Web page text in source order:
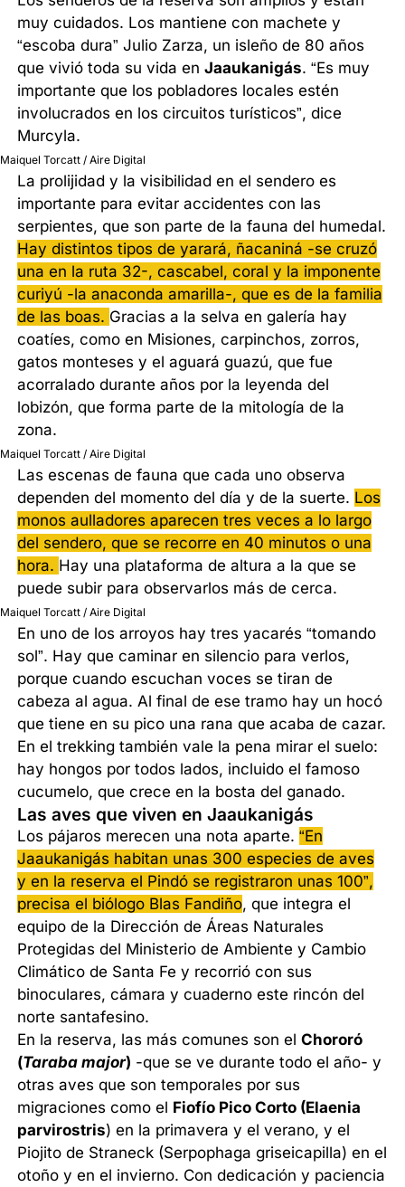
muy cuidados. Los mantiene con machete y
“escoba dura” Julio Zarza, un isleño de 80 años
que vivió toda su vida enJaaukanigás. “Es muy
importante que los pobladores locales estén
involucrados en los circuitos turísticos”, dice
Murcyla.
Maiquel Torcatt / Aire Digital
La prolijidad y la visibilidad en el sendero es
importante para evitar accidentes con las
serpientes, que son parte de la fauna del humedal.
Hay distintos tipos de yarará, ñacaniná -se cruzó
una en la ruta 32-, cascabel, coral y la imponente
curiyú -la anaconda amarilla-, que es de la familia
de las boas. Gracias a la selva en galería hay
coatíes, como en Misiones, carpinchos, zorros,
gatos monteses y el aguará guazú, que fue
acorralado durante años por la leyenda del
lobizón, que forma parte de la mitología de la
zona.
Maiquel Torcatt / Aire Digital
Las escenas de fauna que cada uno observa
dependen del momento del día y de la suerte. Los
monos aulladores aparecen tres veces a lo largo
del sendero, que se recorre en 40 minutos o una
hora. Hay una plataforma de altura a la que se
puede subir para observarlos más de cerca.
Maiquel Torcatt / Aire Digital
En uno de los arroyos hay tres yacarés “tomando
sol”. Hay que caminar en silencio para verlos,
porque cuando escuchan voces se tiran de
cabeza al agua. Al final de ese tramo hay un hocó
que tiene en su pico una rana que acaba de cazar.
En el trekking también vale la pena mirar el suelo:
hay hongos por todos lados, incluido el famoso
cucumelo, que crece en la bosta del ganado.
Las aves que viven en Jaaukanigás
Los pájaros merecen una nota aparte.“En
Jaaukanigás habitan unas 300 especies de aves
y en la reserva el Pindó se registraron unas 100”,
precisa el biólogo Blas Fandiño, que integra el
equipo de la Dirección de Áreas Naturales
Protegidas del Ministerio de Ambiente y Cambio
Climático de Santa Fe y recorrió con sus
binoculares, cámara y cuaderno este rincón del
norte santafesino.
En la reserva, las más comunes son elChororó
(Taraba major) -que se ve durante todo el año- y
otras aves que son temporales por sus
migraciones como el Fiofío Pico Corto (Elaenia
parvirostris) en la primavera y el verano, y el
Piojito de Straneck (Serpophaga griseicapilla) en el
otoño y en el invierno. Con dedicación y paciencia